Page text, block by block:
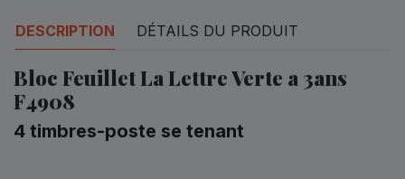
DESCRIPTION DÉTAILS DU PRODUIT
Bloc Feuillet La Lettre Verte a 3ans
F4908
4 timbres-poste se tenant